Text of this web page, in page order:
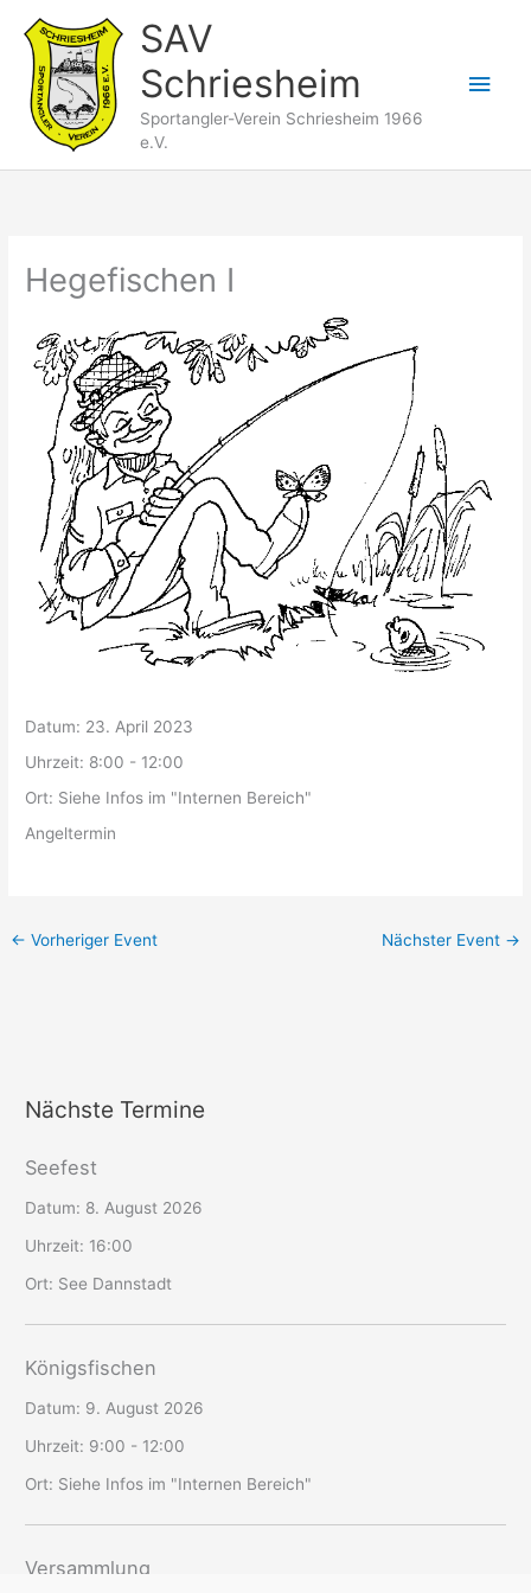
Inhalt
springen
SAV
Schriesheim
Sportangler-Verein Schriesheim 1966
e.V.
Hegefischen I
Datum: 23. April 2023
Uhrzeit: 8:00 - 12:00
Ort: Siehe Infos im "Internen Bereich"
Angeltermin
← Vorheriger Event Nächster Event →
Nächste Termine
Seefest
Datum: 8. August 2026
Uhrzeit: 16:00
Ort: See Dannstadt
Königsfischen
Datum: 9. August 2026
Uhrzeit: 9:00 - 12:00
Ort: Siehe Infos im "Internen Bereich"
Versammlung